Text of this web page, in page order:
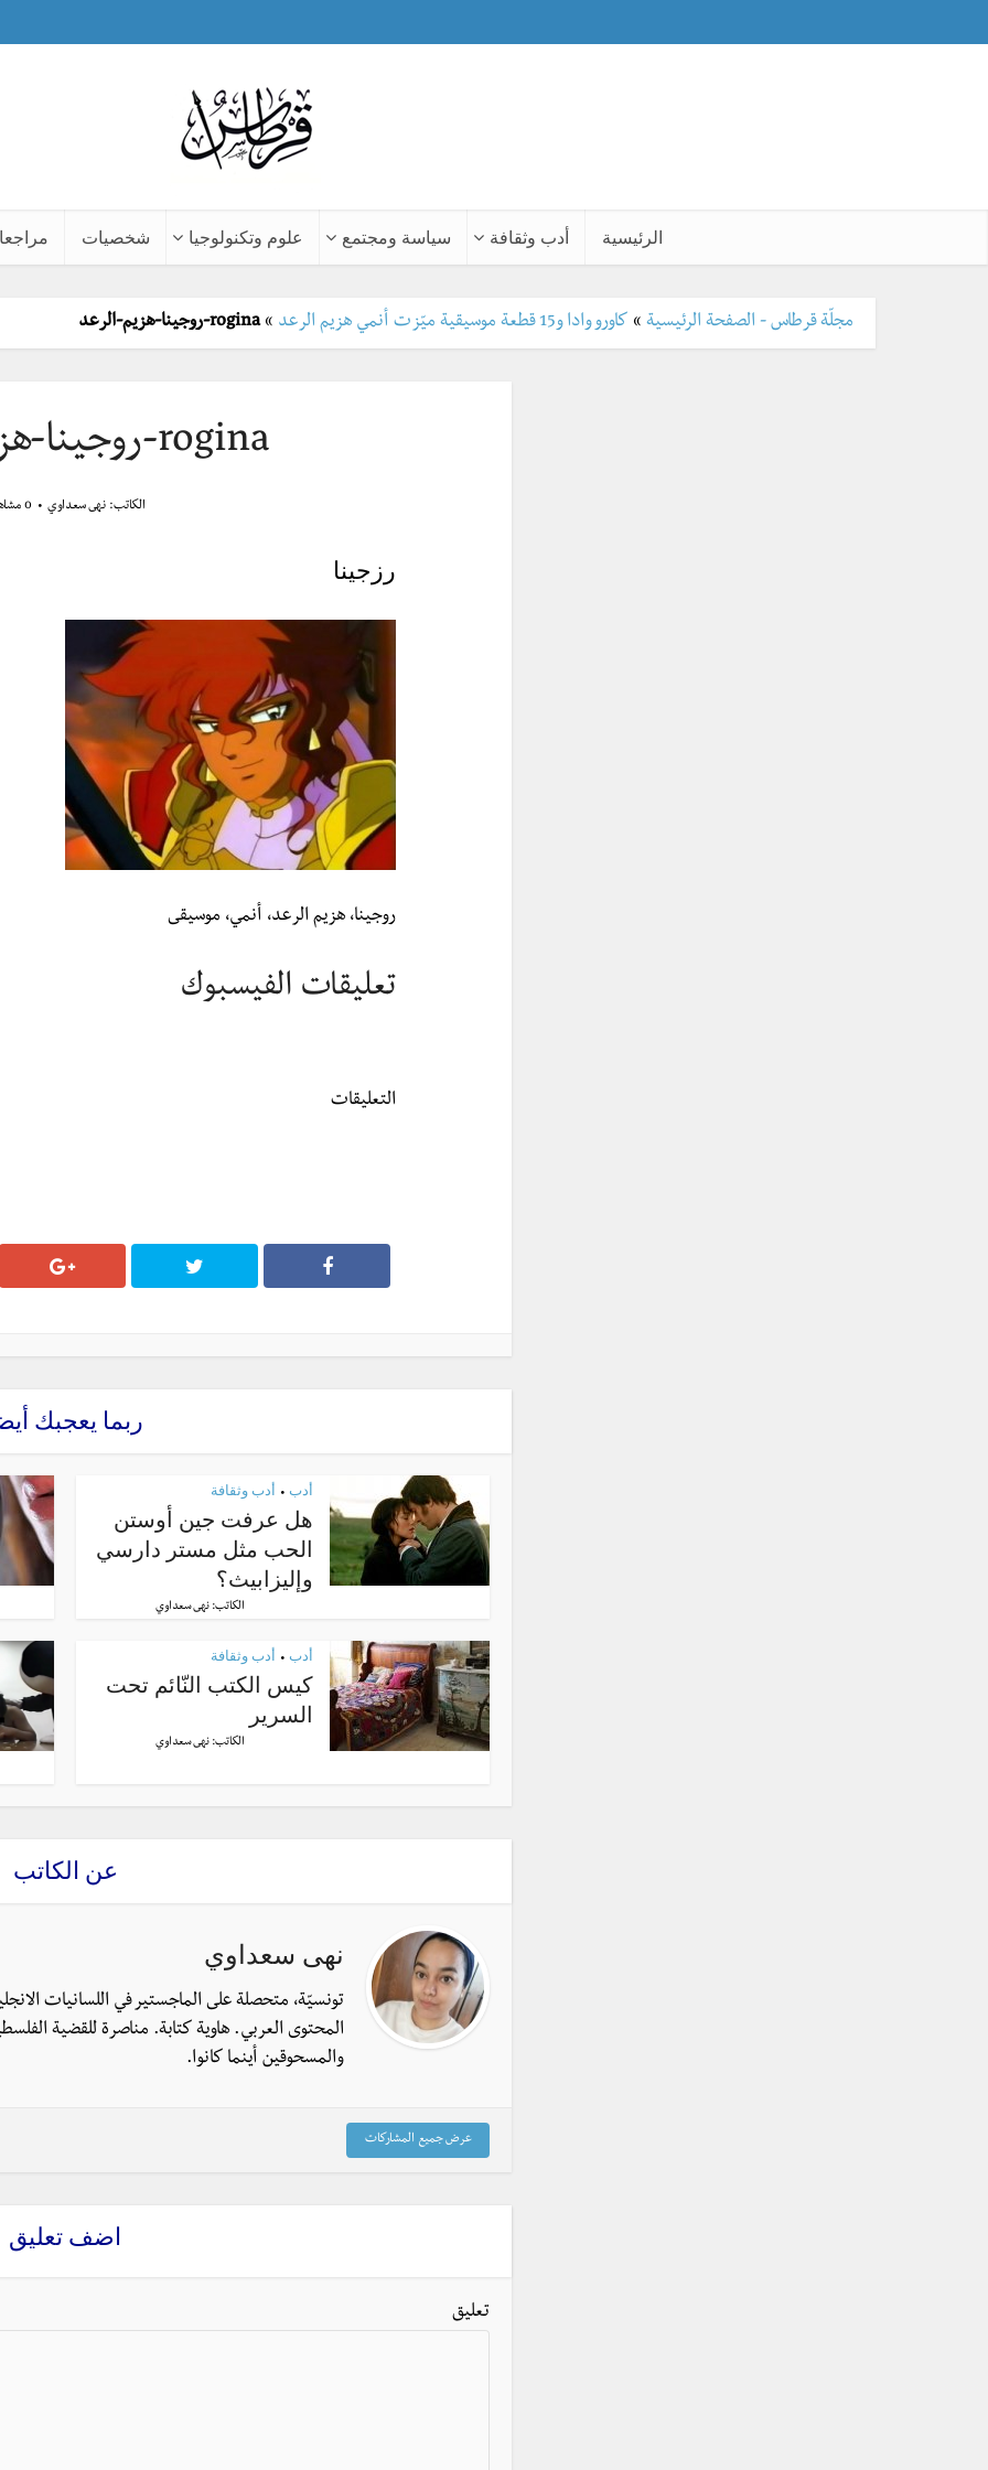
الرئيسية أدب وثقافة سياسة ومجتمع علوم وتكنولوجيا شخصيات
مجلّة قرطاس - الصفحة الرئيسية » كاورو وادا و15 قطعة موسيقية ميّزت أنمي هزيم الرعد »rogina-روجينا-هزيم-الرعد
rogina-روجينا-هزيم-الرعد
الكاتب:نهى سعداوي 0 مشاهدة
رزجينا
روجينا، هزيم الرعد، أنمي، موسيقى
تعليقات الفيسبوك
التعليقات
ربما يعجبك
أدب • أدب وثقافة
هل عرفت جين أوستن
الحب مثل مستر دارسي
وإليزابيث؟
الكاتب: نهى سعداوي
أدب • أدب وثقافة
كيس الكتب النّائم تحت
السرير
الكاتب: نهى سعداوي
عن الكاتب
نهى سعداوي
تونسيّة، متحصلة على الماجستير في اللسانيات
المحتوى العربي. هاوية كتابة. مناصرة للقضية
والمسحوقين أينما كانوا.
عرض جميع المشاركات
اضف تعليق
تعليق